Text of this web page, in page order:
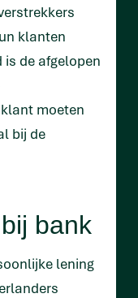
klanten
de afgelopen
moeten
bij de
bank
lening